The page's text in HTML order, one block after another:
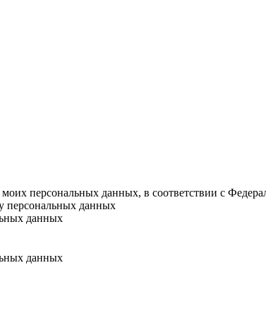
моих персональных данных, в соответствии с
персональных данных
данных
данных